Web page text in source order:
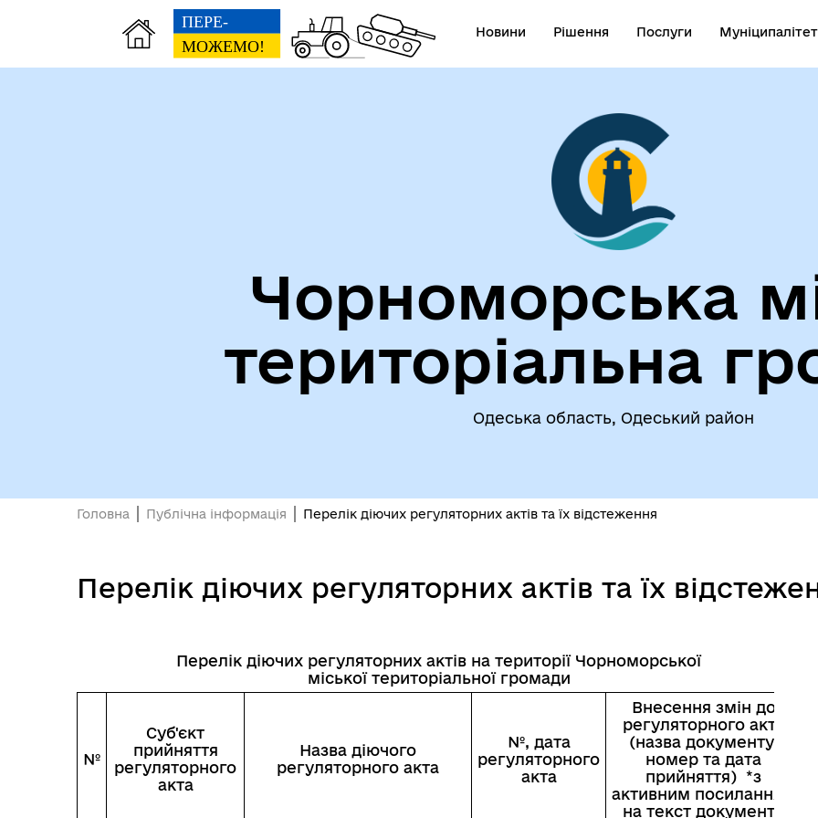
Новини Рішення Послуги Муніципалітет
Виконавчий комітет
робочі групи, комісії)
Герої не вмирають!
ВЕТЕРАНАМ
Чорноморська
територіальна
Одеська область, Одеський район
Головна Публічна інформація Перелік діючих регуляторних актів та їх відстеження
Перелік діючих регуляторних актів та їх
Перелік діючих регуляторних актів на території Чорноморської
міської територіальної громади
№
Суб'єкт
прийняття
регуляторного
акта
Назва діючого
регуляторного акта
№, дата
регуляторного
акта
Внесення змін до
регуляторного акта
(назва документу,
номер та дата
прийняття) *з
активним посиланням
на текст документу